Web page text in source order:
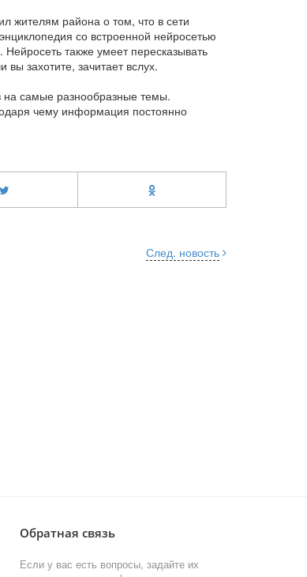
жителям района о том, что в сети
со встроенной нейросетью
также умеет пересказывать
захотите, зачитает вслух.
на самые разнообразные темы.
чему информация постоянно
След. новость
Обратная связь
Если у вас есть вопросы, задайте их